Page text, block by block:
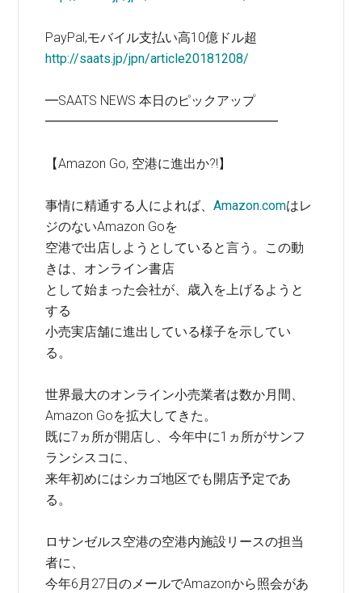
PayPal,モバイル支払い高10億ドル超
http://saats.jp/jpn/article20181208/
━SAATS NEWS 本日のピックアップ
━━━━━━━━━━━━━━━━━━
【Amazon Go, 空港に進出か?!】
事情に精通する人によれば、Amazon.comはレ
ジのないAmazon Goを
空港で出店しようとしていると言う。この動
きは、オンライン書店
として始まった会社が、歳入を上げるようと
する
小売実店舗に進出している様子を示してい
る。
世界最大のオンライン小売業者は数か月間、
Amazon Goを拡大してきた。
既に7ヵ所が開店し、今年中に1ヵ所がサンフ
ランシスコに、
来年初めにはシカゴ地区でも開店予定であ
る。
ロサンゼルス空港の空港内施設リースの担当
者に、
今年6月27日のメールでAmazonから照会があ